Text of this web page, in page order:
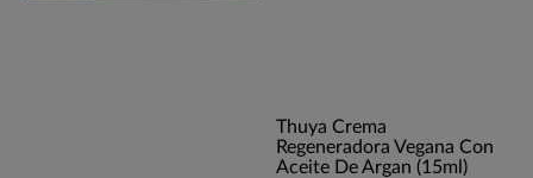
Thuya Crema
Regeneradora Vegana Con
Aceite De Argan (15ml)